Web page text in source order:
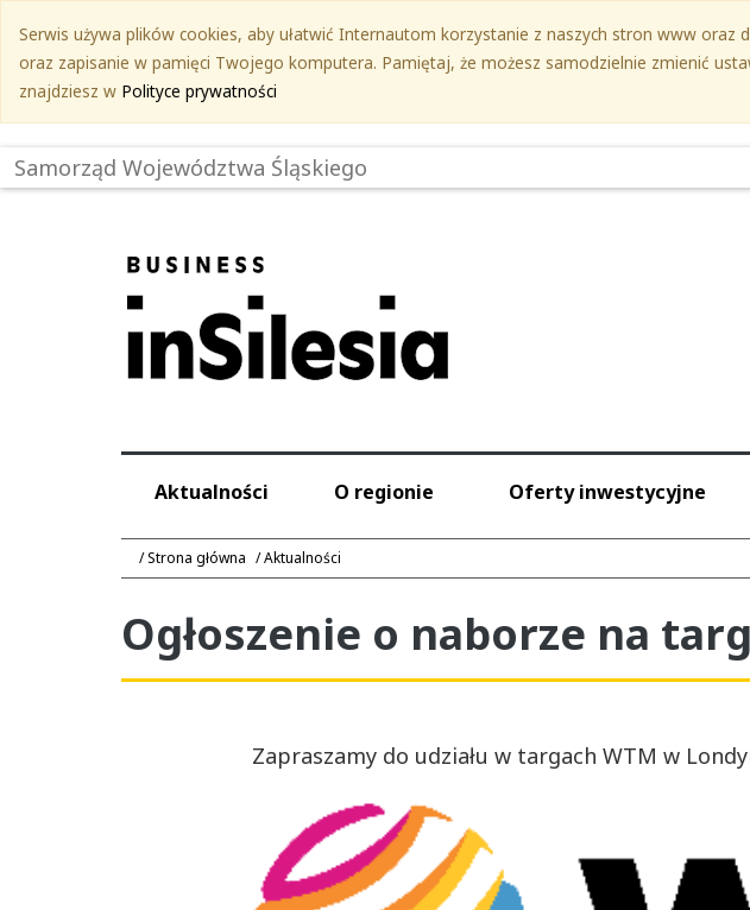
treści
głównej
Serwis używa plików cookies, aby ułatwić Internautom korzystanie z naszych stron www oraz
oraz zapisanie w pamięci Twojego komputera. Pamiętaj, że możesz samodzielnie zmienić
znajdziesz w Polityce prywatności
Samorząd Województwa Śląskiego
Aktualności O regionie Oferty inwestycyjne
Strona główna Aktualności
Ogłoszenie o naborze na
Zapraszamy do udziału w targach WTM w